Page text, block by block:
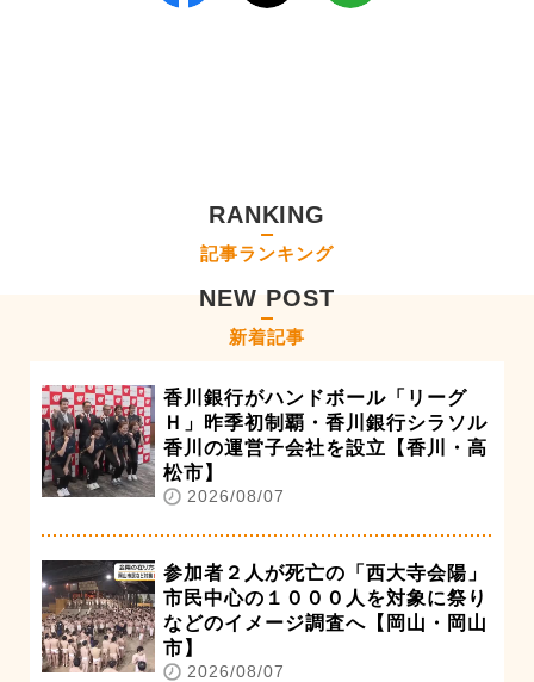
RANKING
記事ランキング
NEW POST
新着記事
香川銀行がハンドボール「リーグ
Ｈ」昨季初制覇・香川銀行シラソル
香川の運営子会社を設立【香川・高
松市】
2026/08/07
参加者２人が死亡の「西大寺会陽」
市民中心の１０００人を対象に祭り
などのイメージ調査へ【岡山・岡山
市】
2026/08/07